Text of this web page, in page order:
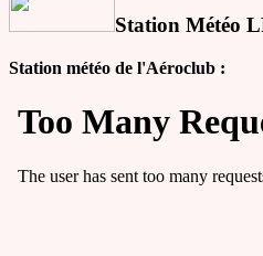
Station Météo
Station météo de l'Aéroclub :